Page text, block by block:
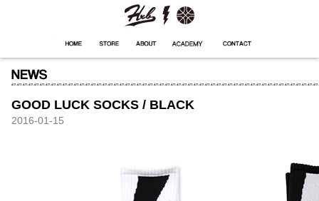
GOOD LUCK SOCKS / BLACK
2016-01-15